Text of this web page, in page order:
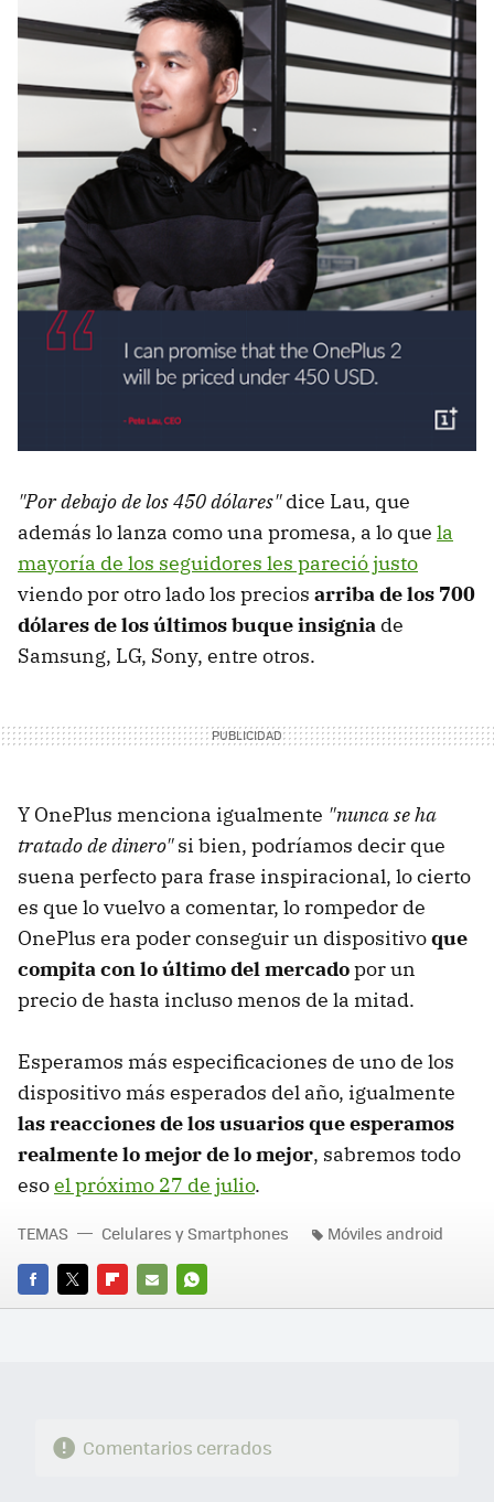
"Por debajo de los 450 dólares"dice Lau, que
además lo lanza como una promesa, a lo que la
mayoría de los seguidores les pareció justo
viendo por otro lado los precios arriba de los 700
dólares de los últimos buque insignia de
Samsung, LG, Sony, entre otros.
Y OnePlus menciona igualmente "nunca se ha
tratado de dinero"si bien, podríamos decir que
suena perfecto para frase inspiracional, lo cierto
es que lo vuelvo a comentar, lo rompedor de
OnePlus era poder conseguir un dispositivoque
compita con lo último del mercadopor un
precio de hasta incluso menos de la mitad.
Esperamos más especificaciones de uno de los
dispositivo más esperados del año, igualmente
las reacciones de los usuarios que esperamos
realmente lo mejor de lo mejor, sabremos todo
esoel próximo 27 de julio.
FACEBOOK
TWITTERFLIPBOARD
E-
WHATSAPP
TEMAS Celulares y Smartphones Móviles android
Comentarios cerrados